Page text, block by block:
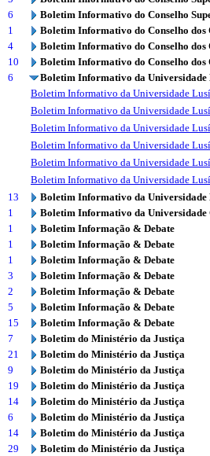
6
Boletim Informativo do Conselho
1
Boletim Informativo do Conselho dos
4
Boletim Informativo do Conselho dos
10
Boletim Informativo do Conselho dos
6
Boletim Informativo da Universidade
Boletim Informativo da Universidade
Boletim Informativo da Universidade
Boletim Informativo da Universidade
Boletim Informativo da Universidade
Boletim Informativo da Universidade
Boletim Informativo da Universidade
13
Boletim Informativo da Universidade
1
Boletim Informativo da Universidade
1
Boletim Informação & Debate
1
Boletim Informação & Debate
1
Boletim Informação & Debate
3
Boletim Informação & Debate
2
Boletim Informação & Debate
5
Boletim Informação & Debate
15
Boletim Informação & Debate
7
Boletim do Ministério da Justiça
21
Boletim do Ministério da Justiça
9
Boletim do Ministério da Justiça
19
Boletim do Ministério da Justiça
14
Boletim do Ministério da Justiça
6
Boletim do Ministério da Justiça
14
Boletim do Ministério da Justiça
29
Boletim do Ministério da Justiça